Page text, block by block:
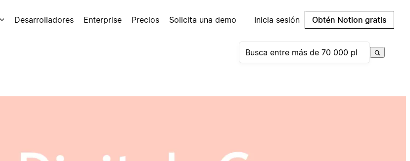
Desarrolladores Enterprise Precios Solicita una demo Inicia sesión Obtén Notion gratis